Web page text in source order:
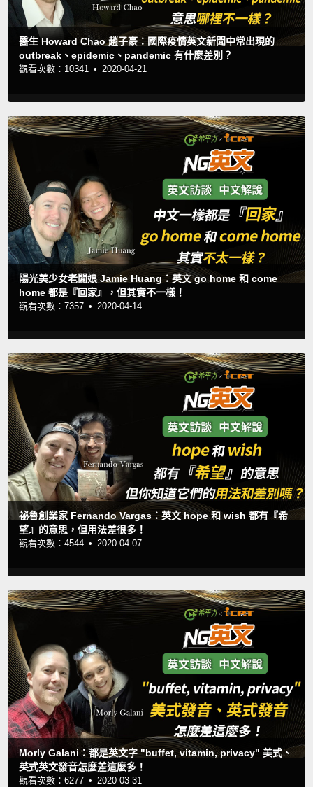
醫生 Howard Chao 趙子豪：國際疫情英文新聞中常出現的
outbreak、epidemic、pandemic 有什麼差別？
觀看次數：10341 • 2020-04-21
陽光美少女老闆娘 Jamie Huang：英文 go home 和 come
home 都是『回家』，但其實不一樣！
觀看次數：7357 • 2020-04-14
祕魯創業家 Fernando Vargas：英文 hope 和 wish 都有『希
望』的意思，但用法差很多！
觀看次數：4544 • 2020-04-07
Morly Galani：都是英文字 "buffet, vitamin, privacy" 美式、
英式英文發音怎麼差這麼多！
觀看次數：6277 •2020-03-31